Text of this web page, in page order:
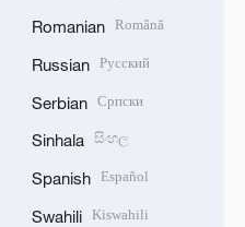
Romanian Română
Russian Русский
Serbian Српски
Sinhala සිංහල
Spanish Español
Swahili Kiswahili